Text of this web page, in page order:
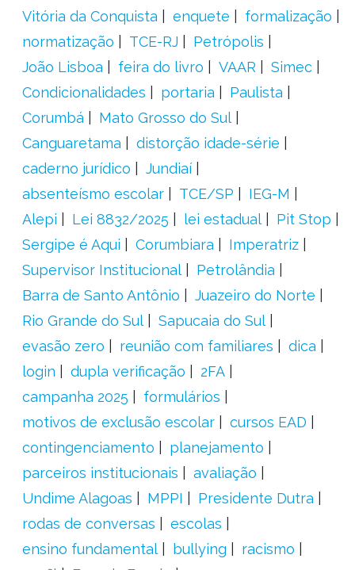
Vitória da Conquista
enquete
formalização
normatização
TCE-RJ
Petrópolis
João Lisboa
feira do livro VAAR
Simec
Condicionalidades
portaria
Paulista
Corumbá
Mato Grosso do Sul
Canguaretama
distorção idade-série
caderno jurídico
Jundiaí
absenteísmo escolar
TCE/SP
IEG-M
Alepi
Lei 8832/2025 lei estadual
Pit Stop
Sergipe é Aqui
Corumbiara
Imperatriz
Supervisor Institucional
Petrolândia
Barra de Santo Antônio
Juazeiro do Norte
Rio Grande do Sul
Sapucaia do Sul
evasão zero
reunião com familiares
dica
login
dupla verificação
2FA
campanha 2025
formulários
motivos de exclusão escolar
cursos EAD
contingenciamento
planejamento
parceiros institucionais
avaliação
Undime Alagoas
MPPI
Presidente Dutra
rodas de conversas
escolas
ensino fundamental
bullying
racismo